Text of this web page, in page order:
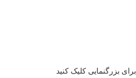
برای بزرگنمایی کلیک کنید